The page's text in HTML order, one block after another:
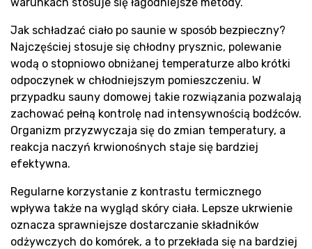
Jak schładzać ciało po saunie w sposób bezpieczny?
Najczęściej stosuje się chłodny prysznic, polewanie
wodą o stopniowo obniżanej temperaturze albo krótki
odpoczynek w chłodniejszym pomieszczeniu. W
przypadku sauny domowej takie rozwiązania pozwalają
zachować pełną kontrolę nad intensywnością bodźców.
Organizm przyzwyczaja się do zmian temperatury, a
reakcja naczyń krwionośnych staje się bardziej
efektywna.
Regularne korzystanie z kontrastu termicznego
wpływa także na wygląd skóry ciała. Lepsze ukrwienie
oznacza sprawniejsze dostarczanie składników
odżywczych do komórek, a to przekłada się na bardziej